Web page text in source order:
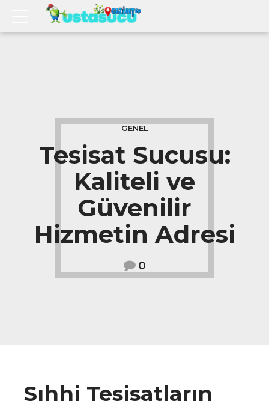
GENEL
Tesisat Sucusu:
Kaliteli ve
Güvenilir
Hizmetin Adresi
0
Sıhhi Tesisatların